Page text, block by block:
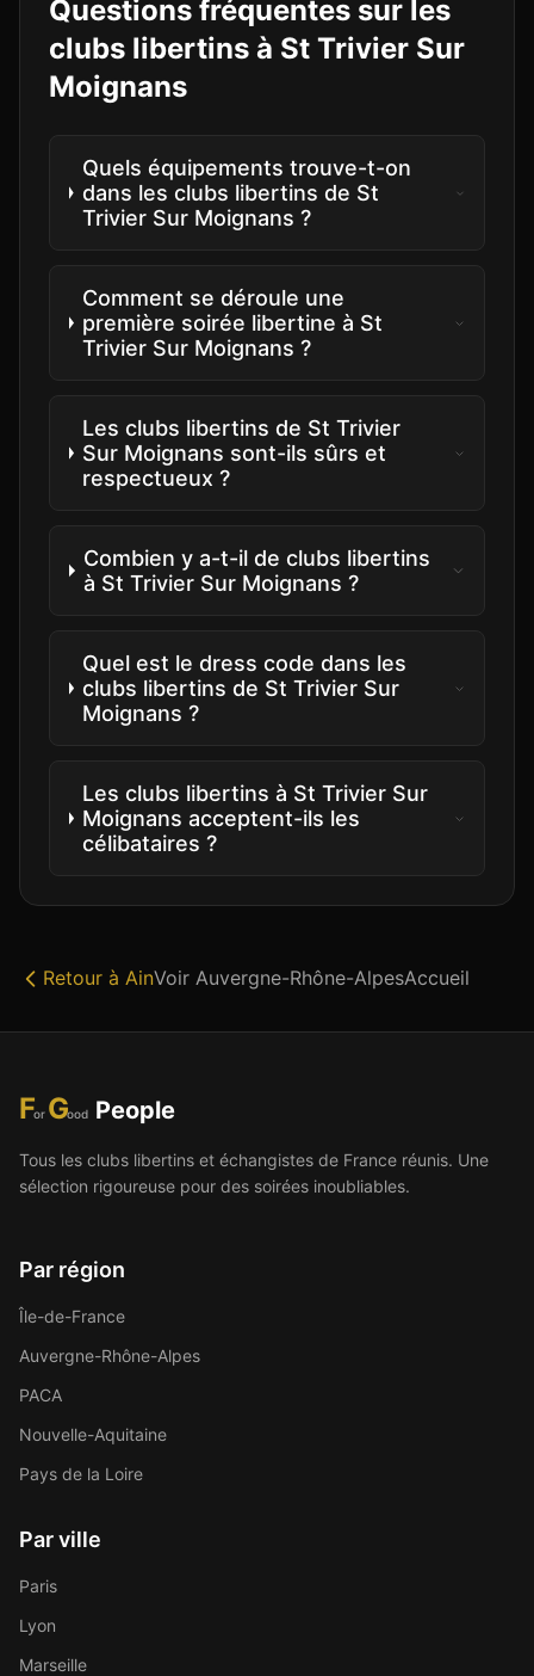
Questions fréquentes sur les
clubs libertins à St Trivier Sur
Moignans
Quels équipements trouve-t-on
dans les clubs libertins de St
Trivier Sur Moignans ?
Comment se déroule une
première soirée libertine à St
Trivier Sur Moignans ?
Les clubs libertins de St Trivier
Sur Moignans sont-ils sûrs et
respectueux ?
Combien y a-t-il de clubs libertins
à St Trivier Sur Moignans ?
Quel est le dress code dans les
clubs libertins de St Trivier Sur
Moignans ?
Les clubs libertins à St Trivier Sur
Moignans acceptent-ils les
célibataires ?
Retour à AinVoir Auvergne-Rhône-AlpesAccueil
For Good People
Tous les clubs libertins et échangistes de France réunis. Une
sélection rigoureuse pour des soirées inoubliables.
Par région
Île-de-France
Auvergne-Rhône-Alpes
PACA
Nouvelle-Aquitaine
Pays de la Loire
Par ville
Paris
Lyon
Marseille